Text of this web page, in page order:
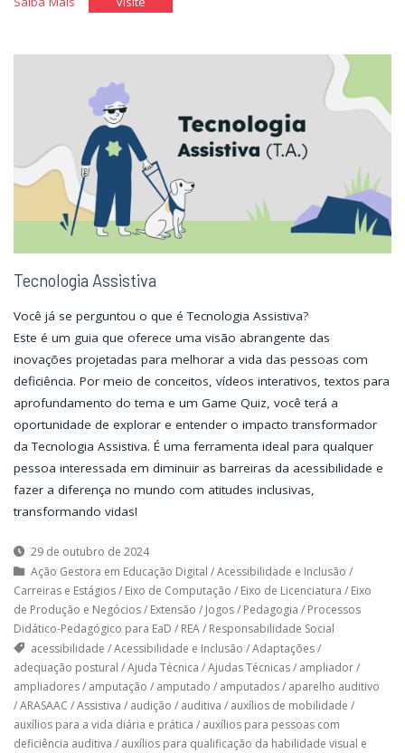
pessoa
com
deficiência
no
mundo."
deficiência
no
mundo."
Tecnologia Assistiva
Você já se perguntou o que é Tecnologia Assistiva?
Este é um guia que oferece uma visão abrangente das
inovações projetadas para melhorar a vida das pessoas com
deficiência. Por meio de conceitos, vídeos interativos, textos para
aprofundamento do tema e um Game Quiz, você terá a
oportunidade de explorar e entender o impacto transformador
da Tecnologia Assistiva. É uma ferramenta ideal para qualquer
pessoa interessada em diminuir as barreiras da acessibilidade e
fazer a diferença no mundo com atitudes inclusivas,
transformando vidas!
29 de outubro de 2024
Ação Gestora em Educação Digital /Acessibilidade e Inclusão /
Carreiras e Estágios/ Eixo de Computação / Eixo de Licenciatura / Eixo
de Produção e Negócios/ Extensão / Jogos/ Pedagogia / Processos
Didático-Pedagógico para EaD / REA/ Responsabilidade Social
acessibilidade /Acessibilidade e Inclusão /Adaptações/
adequação postural /Ajuda Técnica /Ajudas Técnicas/ ampliador/
ampliadores/ amputação / amputado / amputados/ aparelho auditivo
/ARASAAC /Assistiva / audição / auditiva / auxílios de mobilidade /
auxílios para a vida diária e prática / auxílios para pessoas com
deficiência auditiva / auxílios para qualificação da habilidade visual e